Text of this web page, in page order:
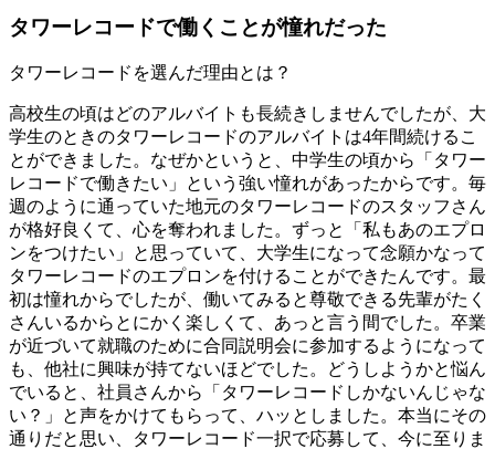
タワーレコードで働くことが憧れだった
タワーレコードを選んだ理由とは？
高校生の頃はどのアルバイトも長続きしませんでしたが、大
学生のときのタワーレコードのアルバイトは4年間続けるこ
とができました。なぜかというと、中学生の頃から「タワー
レコードで働きたい」という強い憧れがあったからです。毎
週のように通っていた地元のタワーレコードのスタッフさん
が格好良くて、心を奪われました。ずっと「私もあのエプロ
ンをつけたい」と思っていて、大学生になって念願かなって
タワーレコードのエプロンを付けることができたんです。最
初は憧れからでしたが、働いてみると尊敬できる先輩がたく
さんいるからとにかく楽しくて、あっと言う間でした。卒業
が近づいて就職のために合同説明会に参加するようになって
も、他社に興味が持てないほどでした。どうしようかと悩ん
でいると、社員さんから「タワーレコードしかないんじゃな
い？」と声をかけてもらって、ハッとしました。本当にその
通りだと思い、タワーレコード一択で応募して、今に至りま